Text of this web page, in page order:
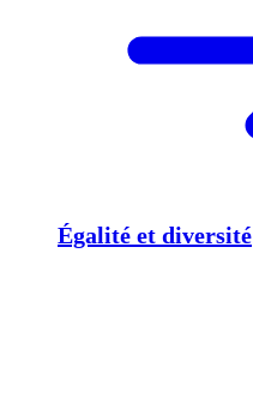
Égalité et diversité